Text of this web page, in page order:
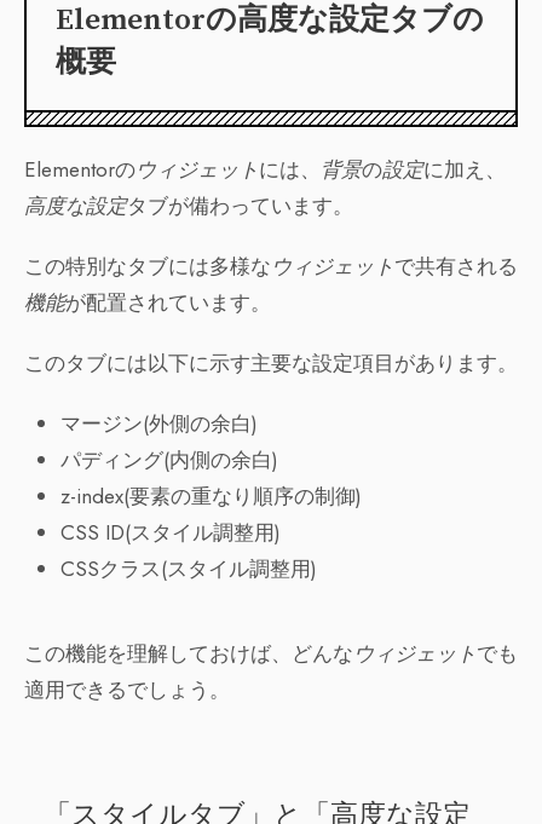
Elementorの高度な設定タブの
概要
Elementorのウィジェットには、 背景の設定に加え、
高度な設定タブが備わっています。
この特別なタブには多様なウィジェットで共有される
機能が配置されています。
このタブには以下に示す主要な設定項目があります。
マージン(外側の余白)
パディング(内側の余白)
z-index(要素の重なり順序の制御)
CSS ID(スタイル調整用)
CSSクラス(スタイル調整用)
この機能を理解しておけば、どんなウィジェットでも
適用できるでしょう。
「スタイルタブ」と「高度な設定